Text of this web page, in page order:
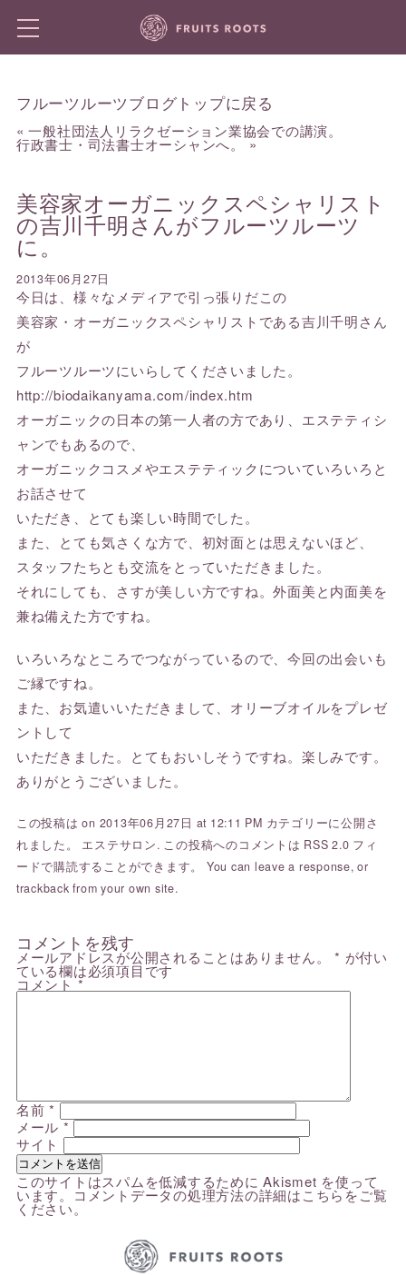
フルーツルーツブログトップに戻る
«一般社団法人リラクゼーション業協会での講演。
行政書士・司法書士オーシャンへ。 »
美容家オーガニックスペシャリスト
の吉川千明さんがフルーツルーツ
に。
2013年06月27日
今日は、様々なメディアで引っ張りだこの
美容家・オーガニックスペシャリストである吉川千明さん
が
フルーツルーツにいらしてくださいました。
http://biodaikanyama.com/index.htm
オーガニックの日本の第一人者の方であり、エステティシ
ャンでもあるので、
オーガニックコスメやエステティックについていろいろと
お話させて
いただき、とても楽しい時間でした。
また、とても気さくな方で、初対面とは思えないほど、
スタッフたちとも交流をとっていただきました。
それにしても、さすが美しい方ですね。外面美と内面美を
兼ね備えた方ですね。
いろいろなところでつながっているので、今回の出会いも
ご縁ですね。
また、お気遣いいただきまして、オリーブオイルをプレゼ
ントして
いただきました。とてもおいしそうですね。楽しみです。
ありがとうございました。
この投稿は on 2013年06月27日 at 12:11 PM カテゴリーに公開さ
れました。 エステサロン. この投稿へのコメントは RSS 2.0 フィ
ードで購読することができます。 You can leave a response, or
trackback from your own site.
コメントを残す
メールアドレスが公開されることはありません。 * が付い
ている欄は必須項目です
コメント*
名前*
メール *
サイト
このサイトはスパムを低減するために Akismet を使って
います。 コメントデータの処理方法の詳細はこちらをご覧
ください。